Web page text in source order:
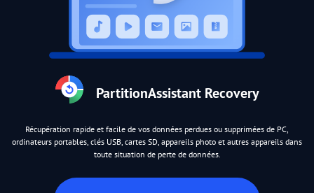
PartitionAssistant Recovery
Récupération rapide et facile de vos données perdues ou supprimées de PC,
ordinateurs portables, clés USB, cartes SD, appareils photo et autres appareils dans
toute situation de perte de données.